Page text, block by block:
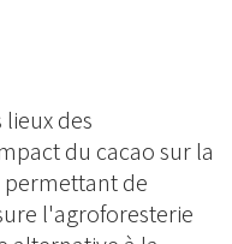
des
du cacao sur la
permettant de
l'agroforesterie